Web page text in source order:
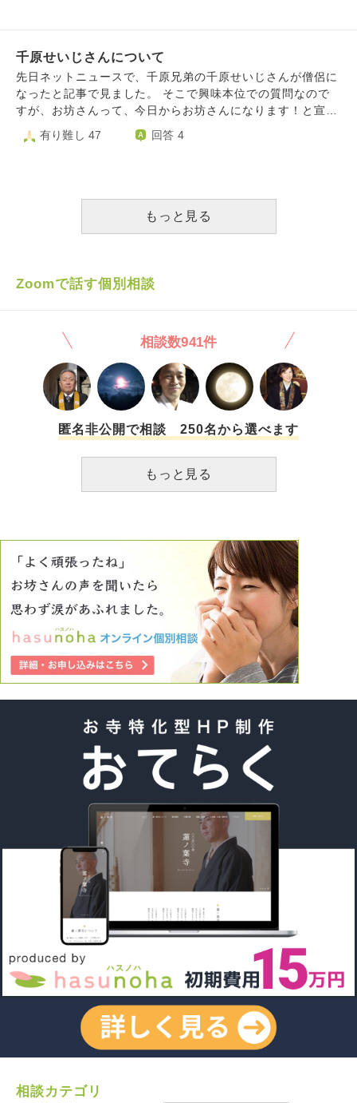
かよろしくお願いいたします。
千原せいじさんについて
先日ネットニュースで、千原兄弟の千原せいじさんが僧侶に
なったと記事で見ました。 そこで興味本位での質問なので
すが、お坊さんって、今日からお坊さんになります！と宣言
したら、お坊さんになれるものなのでしょうか？ ある程度
の修行などをしないと、お坊さんと名乗れないのでしょう
有り難し 47 回答 4
もっと見る
Zoomで話す個別相談
相談数941件
匿名非公開で相談 250名から選べます
もっと見る
相談カテゴリ